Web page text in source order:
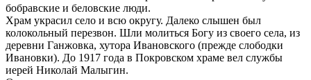
бобравские и беловские люди.
Храм украсил село и всю округу. Далеко слышен был
колокольный перезвон. Шли молиться Богу из своего села, из
деревни Ганжовка, хутора Ивановского (прежде слободки
Ивановки). До 1917 года в Покровском храме вел службы
иерей Николай Малыгин.